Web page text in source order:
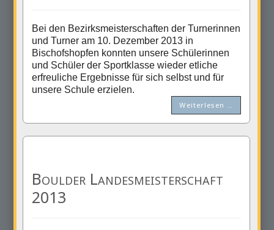
Bei den Bezirksmeisterschaften der Turnerinnen
und Turner am 10. Dezember 2013 in
Bischofshopfen konnten unsere Schülerinnen
und Schüler der Sportklasse wieder etliche
erfreuliche Ergebnisse für sich selbst und für
unsere Schule erzielen.
Weiterlesen …
Boulder Landesmeisterschaft
2013